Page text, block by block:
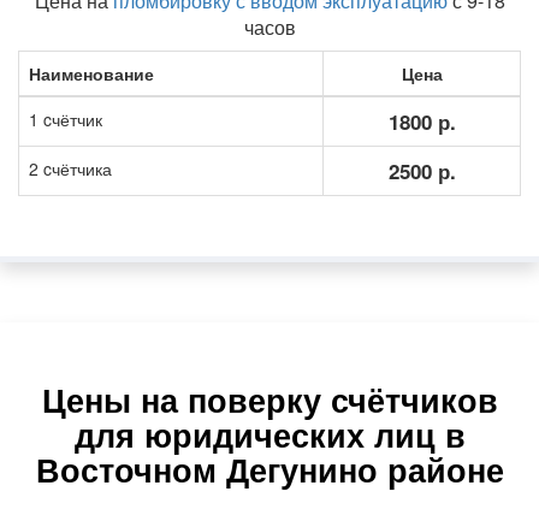
часов
Наименование
Цена
1 cчётчик
1800 р.
2 cчётчика 2500 р.
Цены на поверку счётчиков
для юридических лиц в
Восточном Дегунино районе